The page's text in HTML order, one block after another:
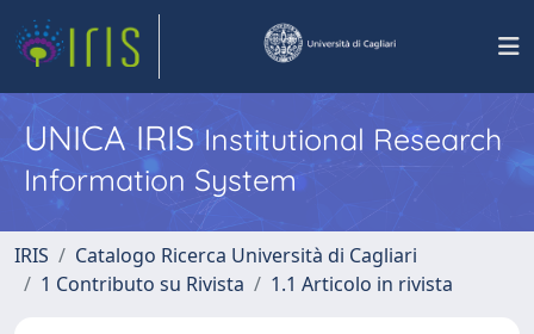
UNICA IRISInstitutional Research
Information System
IRIS
Catalogo Ricerca Università di Cagliari
1 Contributo su Rivista
1.1 Articolo in rivista